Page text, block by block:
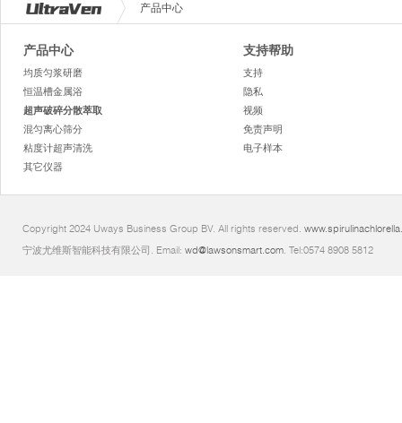
产品中心
产品中心
均质匀浆研磨
恒温槽金属浴
超声破碎分散萃取
混匀离心筛分
粘度计超声清洗
其它仪器
支持帮助
支持
隐私
视频
免责声明
电子样本
Copyright 2024 Uways Business Group BV. All rights reserved.
宁波尤维斯智能科技有限公司. Email: wd@lawsonsmart.com. Tel:0574 8908 5812